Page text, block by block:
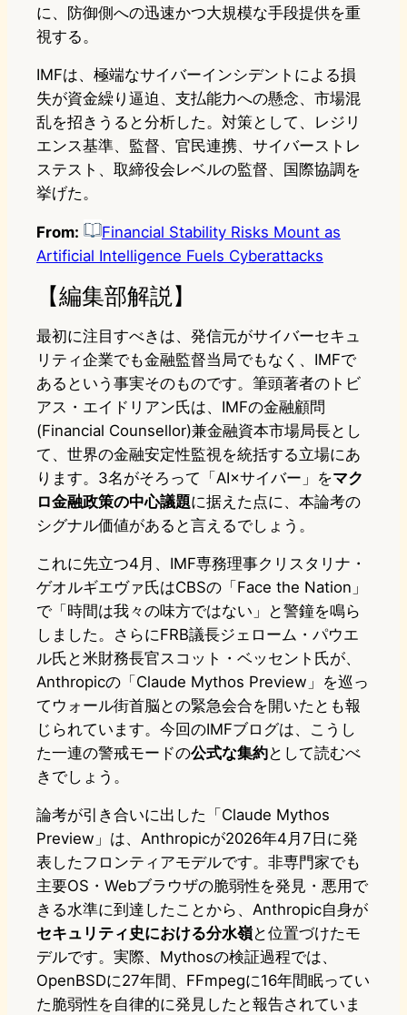
に、防御側への迅速かつ大規模な手段提供を重
視する。
IMFは、極端なサイバーインシデントによる損
失が資金繰り逼迫、支払能力への懸念、市場混
乱を招きうると分析した。対策として、レジリ
エンス基準、監督、官民連携、サイバーストレ
ステスト、取締役会レベルの監督、国際協調を
挙げた。
From:
Financial Stability Risks Mount as
Artificial Intelligence Fuels Cyberattacks
【編集部解説】
最初に注目すべきは、発信元がサイバーセキュ
リティ企業でも金融監督当局でもなく、IMFで
あるという事実そのものです。筆頭著者のトビ
アス・エイドリアン氏は、IMFの金融顧問
(Financial Counsellor)兼金融資本市場局長とし
て、世界の金融安定性監視を統括する立場にあ
ります。3名がそろって「AI×サイバー」をマク
ロ金融政策の中心議題に据えた点に、本論考の
シグナル価値があると言えるでしょう。
これに先立つ4月、IMF専務理事クリスタリナ・
ゲオルギエヴァ氏はCBSの「Face the Nation」
で「時間は我々の味方ではない」と警鐘を鳴ら
しました。さらにFRB議長ジェローム・パウエ
ル氏と米財務長官スコット・ベッセント氏が、
Anthropicの「Claude Mythos Preview」を巡っ
てウォール街首脳との緊急会合を開いたとも報
じられています。今回のIMFブログは、こうし
た一連の警戒モードの公式な集約として読むべ
きでしょう。
論考が引き合いに出した「Claude Mythos
Preview」は、Anthropicが2026年4月7日に発
表したフロンティアモデルです。非専門家でも
主要OS・Webブラウザの脆弱性を発見・悪用で
きる水準に到達したことから、Anthropic自身が
セキュリティ史における分水嶺と位置づけたモ
デルです。実際、Mythosの検証過程では、
OpenBSDに27年間、FFmpegに16年間眠ってい
た脆弱性を自律的に発見したと報告されていま